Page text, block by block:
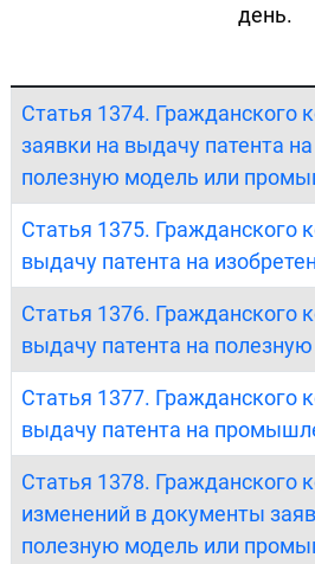
день.
Статья 1374. Гражданского
заявки на выдачу патента
полезную модель или
Статья 1375. Гражданского
выдачу патента на
Статья 1376. Гражданского
выдачу патента на
Статья 1377. Гражданского
выдачу патента на
Статья 1378. Гражданского
изменений в документы
полезную модель или